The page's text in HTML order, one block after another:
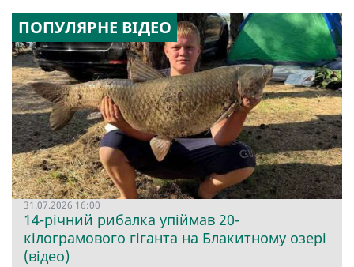
ПОПУЛЯРНЕ ВІДЕО
31.07.2026 16:00
14-річний рибалка упіймав 20-
кілограмового гіганта на Блакитному озері
(відео)